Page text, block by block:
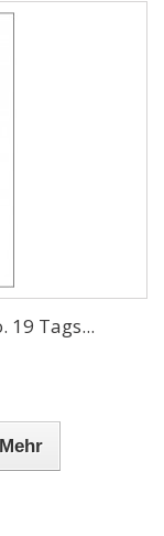
19 Tags...
Mehr